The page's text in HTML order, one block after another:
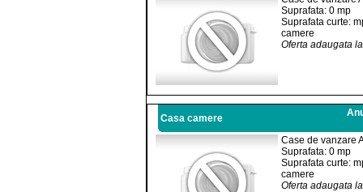
Suprafata: 0 mp
Suprafata curte:
camere
Oferta adaugata
Casa camere
Case de vanzare
Suprafata: 0 mp
Suprafata curte:
camere
Oferta adaugata